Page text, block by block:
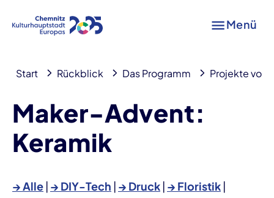
Menü
Start Rückblick Das Programm Projekte von
Maker-Advent:
Keramik
→ Alle | → DIY-Tech | → Druck | → Floristik |